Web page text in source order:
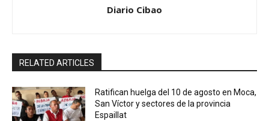
Diario Cibao
RELATED ARTICLES
Ratifican huelga del 10 de agosto en Moca,
San Víctor y sectores de la provincia
Espaillat